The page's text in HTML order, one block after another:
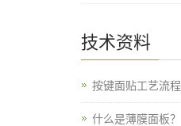
技术资料
按键面贴工艺流程
什么是薄膜面板？